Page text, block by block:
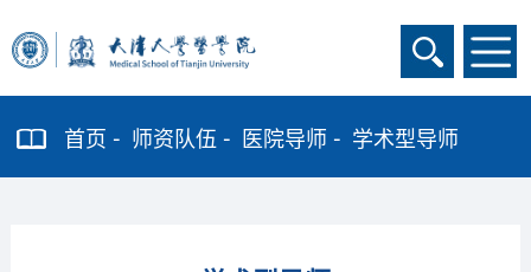
首页 师资队伍 医院导师 学术型导师